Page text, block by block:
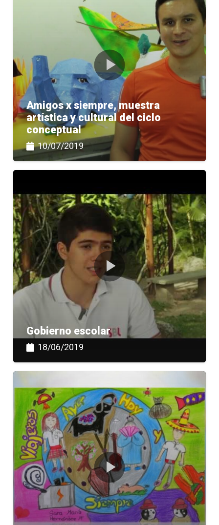
Amigos x siempre, muestra
artística y cultural del ciclo
conceptual
10/07/2019
Gobierno escolar
18/06/2019